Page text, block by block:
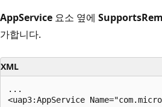
AppService 요소 옆에
가합니다.
XML
...
<uap3:AppService